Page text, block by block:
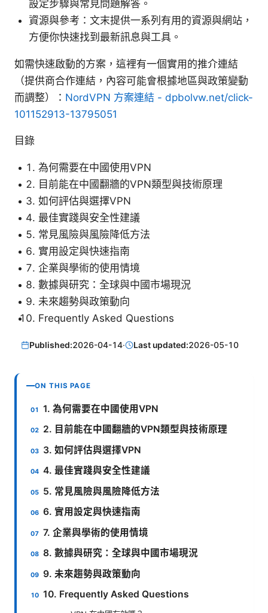
設定步驟與常見問題解答。
資源與參考：文末提供一系列有用的資源與網站，
方便你快速找到最新訊息與工具。
如需快速啟動的方案，這裡有一個實用的推介連結
（提供商合作連結，內容可能會根據地區與政策變動
而調整）： NordVPN 方案連結 - dpbolvw.net/click-
101152913-13795051
目錄
為何需要在中國使用VPN
目前能在中國翻牆的VPN類型與技術原理
如何評估與選擇VPN
最佳實踐與安全性建議
常見風險與風險降低方法
實用設定與快速指南
企業與學術的使用情境
數據與研究：全球與中國市場現況
未來趨勢與政策動向
Frequently Asked Questions
Published:2026-04-14· Last updated:2026-05-10
ON THIS PAGE
1. 為何需要在中國使用VPN
2. 目前能在中國翻牆的VPN類型與技術原理
3. 如何評估與選擇VPN
4. 最佳實踐與安全性建議
5. 常見風險與風險降低方法
6. 實用設定與快速指南
7. 企業與學術的使用情境
8. 數據與研究：全球與中國市場現況
9. 未來趨勢與政策動向
10. Frequently Asked Questions